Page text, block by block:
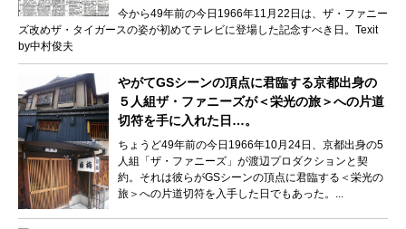
今から49年前の今日1966年11月22日は、ザ・ファニー
ズ改めザ・タイガースの姿が初めてテレビに登場した記念すべき日。Texit
by中村俊夫
やがてGSシーンの頂点に君臨する京都出身の
５人組ザ・ファニーズが＜栄光の旅＞への片道
切符を手に入れた日…。
ちょうど49年前の今日1966年10月24日、京都出身の5
人組「ザ・ファニーズ」が渡辺プロダクションと契
約。それは彼らがGSシーンの頂点に君臨する＜栄光の
旅＞への片道切符を入手した日でもあった。...